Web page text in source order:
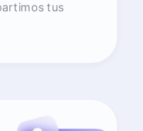
tus